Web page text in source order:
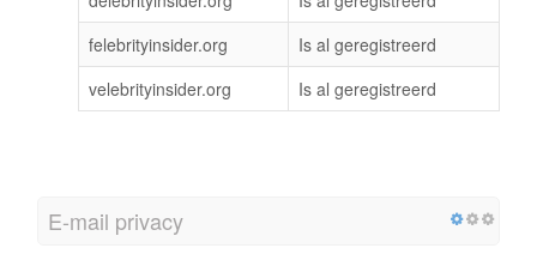
felebrityinsider.org
Is al geregistreerd
velebrityinsider.org
Is al geregistreerd
E-mail privacy